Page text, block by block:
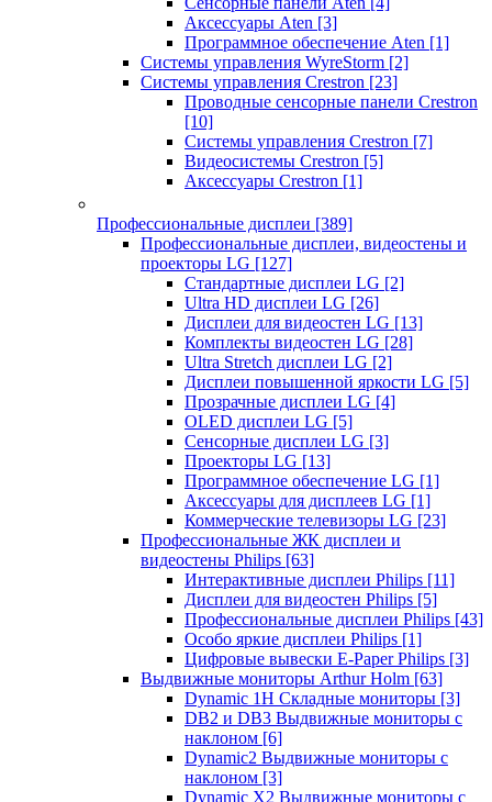
Аксессуары Aten [3]
Программное обеспечение Aten [1]
Системы управления WyreStorm [2]
Системы управления Crestron [23]
Проводные сенсорные панели Crestron
[10]
Системы управления Crestron [7]
Видеосистемы Crestron [5]
Аксессуары Crestron [1]
Профессиональные дисплеи [389]
Профессиональные дисплеи, видеостены и
проекторы LG [127]
Стандартные дисплеи LG [2]
Ultra HD дисплеи LG [26]
Дисплеи для видеостен LG [13]
Комплекты видеостен LG [28]
Ultra Stretch дисплеи LG [2]
Дисплеи повышенной яркости LG [5]
Прозрачные дисплеи LG [4]
OLED дисплеи LG [5]
Сенсорные дисплеи LG [3]
Проекторы LG [13]
Программное обеспечение LG [1]
Аксессуары для дисплеев LG [1]
Коммерческие телевизоры LG [23]
Профессиональные ЖК дисплеи и
видеостены Philips [63]
Интерактивные дисплеи Philips [11]
Дисплеи для видеостен Philips [5]
Профессиональные дисплеи Philips [43]
Особо яркие дисплеи Philips [1]
Цифровые вывески E-Paper Philips [3]
Выдвижные мониторы Arthur Holm [63]
Dynamic 1Н Складные мониторы [3]
DB2 и DB3 Выдвижные мониторы с
наклоном [6]
Dynamic2 Выдвижные мониторы с
наклоном [3]
Dynamic X2 Выдвижные мониторы с